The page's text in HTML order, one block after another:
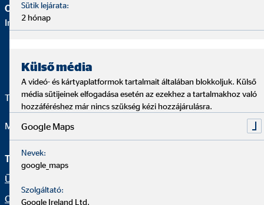
OVB Vermögensberatung Kft.
Iroda |
Telefon:+36 70/675 9675
Mail:csiszar.iroda@ovb.hu
Tanácsadói oldal
Ügyféltájékoztató
Csatlakozz hozzánk
Sütik lejárata:
2 hónap
Külső média
A videó- és kártyaplatformok tartalmait általában blokkoljuk. Külső
média sütijeinek elfogadása esetén az ezekhez a tartalmakhoz való
hozzáféréshez már nincs szükség kézi hozzájárulásra.
Google Maps
Nevek:
google_maps
Szolgáltató:
Google Ireland Ltd.